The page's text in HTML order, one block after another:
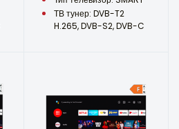
ТВ тунер: DVB-T2
H.265, DVB-S2, DVB-C